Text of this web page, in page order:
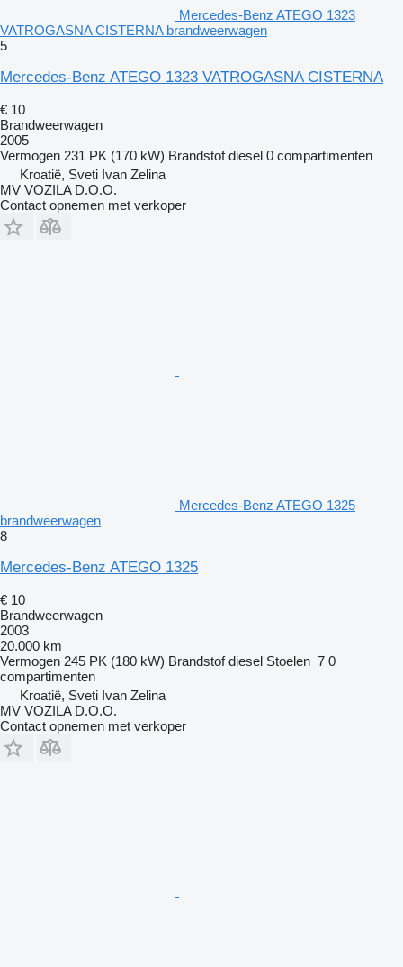
Mercedes-Benz ATEGO 1323
VATROGASNA CISTERNA brandweerwagen
5
Mercedes-Benz ATEGO 1323 VATROGASNA CISTERNA
€ 10
Brandweerwagen
2005
Vermogen 231 PK (170 kW) Brandstof diesel 0 compartimenten
Kroatië, Sveti Ivan Zelina
MV VOZILA D.O.O.
Contact opnemen met verkoper
Mercedes-Benz ATEGO 1325
brandweerwagen
8
Mercedes-Benz ATEGO 1325
€ 10
Brandweerwagen
2003
20.000 km
Vermogen 245 PK (180 kW) Brandstof diesel Stoelen 7 0
compartimenten
Kroatië, Sveti Ivan Zelina
MV VOZILA D.O.O.
Contact opnemen met verkoper